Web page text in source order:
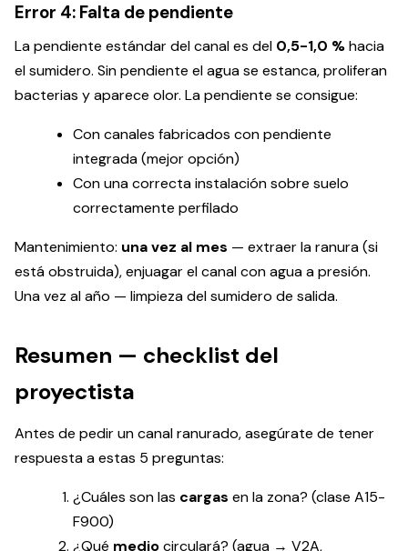
Error 4: Falta de pendiente
La pendiente estándar del canal es del 0,5-1,0 %hacia
el sumidero. Sin pendiente el agua se estanca, proliferan
bacterias y aparece olor. La pendiente se consigue:
Con canales fabricados con pendiente
integrada (mejor opción)
Con una correcta instalación sobre suelo
correctamente perfilado
Mantenimiento: una vez al mes — extraer la ranura (si
está obstruida), enjuagar el canal con agua a presión.
Una vez al año — limpieza del sumidero de salida.
Resumen — checklist del
proyectista
Antes de pedir un canal ranurado, asegúrate de tener
respuesta a estas 5 preguntas:
¿Cuáles son las cargas en la zona? (clase A15-
F900)
¿Qué mediocirculará? (agua → V2A,